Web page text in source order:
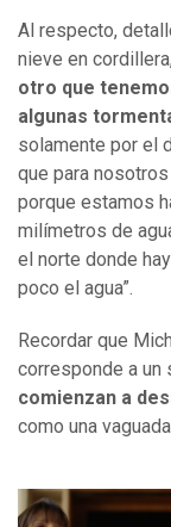
Al respecto,
nieve en
otro que
algunas
solamente por el
que para
porque estamos
milímetros de
el norte donde
poco el agua”.
Recordar que
corresponde a un
comienzan a
como una